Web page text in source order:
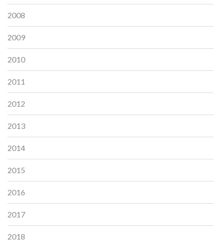
2008
2009
2010
2011
2012
2013
2014
2015
2016
2017
2018